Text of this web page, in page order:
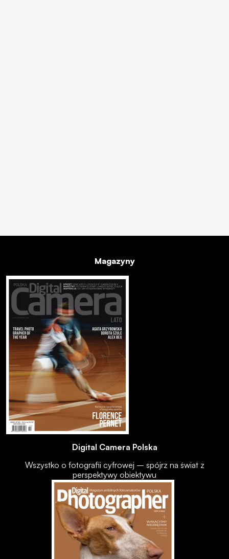
Magazyny
Digital Camera Polska
Wszystko o fotografii cyfrowej – spójrz na świat z
perspektywy obiektywu